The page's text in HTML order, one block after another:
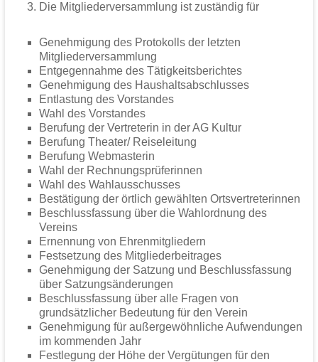
Die Mitgliederversammlung ist zuständig für
Genehmigung des Protokolls der letzten
Mitgliederversammlung
Entgegennahme des Tätigkeitsberichtes
Genehmigung des Haushaltsabschlusses
Entlastung des Vorstandes
Wahl des Vorstandes
Berufung der Vertreterin in der AG Kultur
Berufung Theater/ Reiseleitung
Berufung Webmasterin
Wahl der Rechnungsprüferinnen
Wahl des Wahlausschusses
Bestätigung der örtlich gewählten Ortsvertreterinnen
Beschlussfassung über die Wahlordnung des
Vereins
Ernennung von Ehrenmitgliedern
Festsetzung des Mitgliederbeitrages
Genehmigung der Satzung und Beschlussfassung
über Satzungsänderungen
Beschlussfassung über alle Fragen von
grundsätzlicher Bedeutung für den Verein
Genehmigung für außergewöhnliche Aufwendungen
im kommenden Jahr
Festlegung der Höhe der Vergütungen für den